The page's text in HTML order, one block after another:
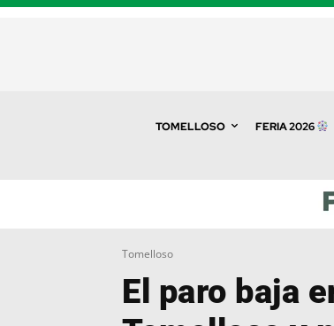
TOMELLOSO FERIA 2026
Tomelloso
El paro baja